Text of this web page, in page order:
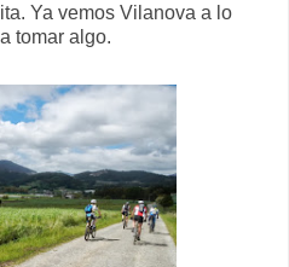
Ya vemos Vilanova a lo
tomar algo.